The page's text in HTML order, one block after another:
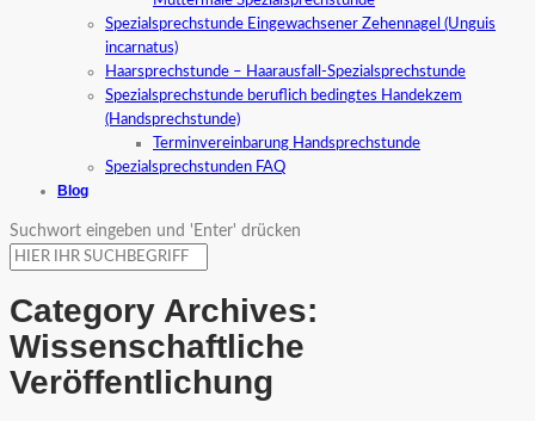
Spezialsprechstunde Eingewachsener Zehennagel (Unguis
incarnatus)
Haarsprechstunde – Haarausfall-Spezialsprechstunde
Spezialsprechstunde beruflich bedingtes Handekzem
(Handsprechstunde)
Terminvereinbarung Handsprechstunde
Spezialsprechstunden FAQ
Blog
Suchwort eingeben und 'Enter' drücken
Category Archives:
Wissenschaftliche
Veröffentlichung